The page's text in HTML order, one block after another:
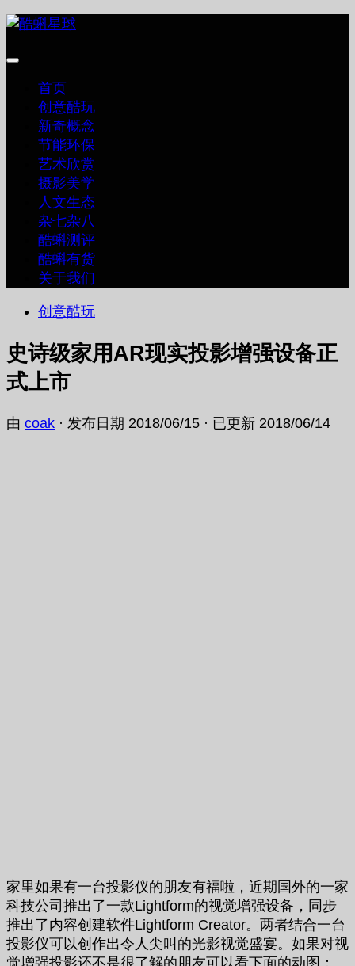
跳
内
首页
创意酷玩
新奇概念
节能环保
艺术欣赏
摄影美学
人文生态
杂七杂八
酷蝌测评
酷蝌有货
关于我们
创意酷玩
史诗级家用AR现实投影增强设备正
式上市
由 coak · 发布日期 2018/06/15 · 已更新 2018/06/14
家里如果有一台投影仪的朋友有福啦，近期国外的一家
科技公司推出了一款Lightform的视觉增强设备，同步
推出了内容创建软件Lightform Creator。两者结合一台
投影仪可以创作出令人尖叫的光影视觉盛宴。如果对视